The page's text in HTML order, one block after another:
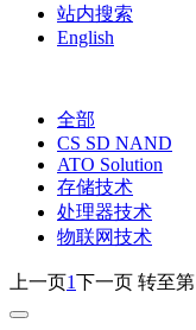
站内搜索
English
全部
CS SD NAND
ATO Solution
存储技术
处理器技术
物联网技术
上一页1下一页 转至第